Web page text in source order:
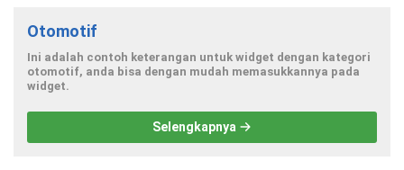
Otomotif
Ini adalah contoh keterangan untuk widget dengan kategori
otomotif, anda bisa dengan mudah memasukkannya pada
widget.
Selengkapnya